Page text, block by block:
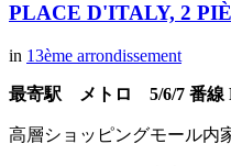
PLACE D'ITALY, 2
in 13ème arrondissement
最寄駅 メトロ 5/6/7 番線
高層ショッピングモール内